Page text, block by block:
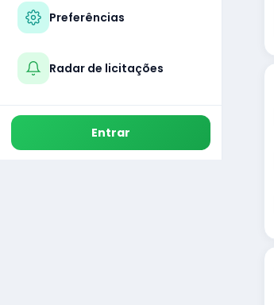
Preferências
Radar de licitações
Entrar